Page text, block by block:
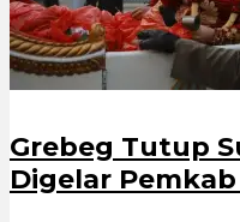
Grebeg Tutup
Digelar